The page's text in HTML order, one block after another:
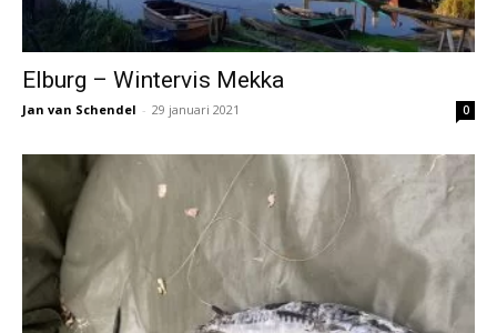
Elburg – Wintervis Mekka
Jan van Schendel - 29 januari 2021 0